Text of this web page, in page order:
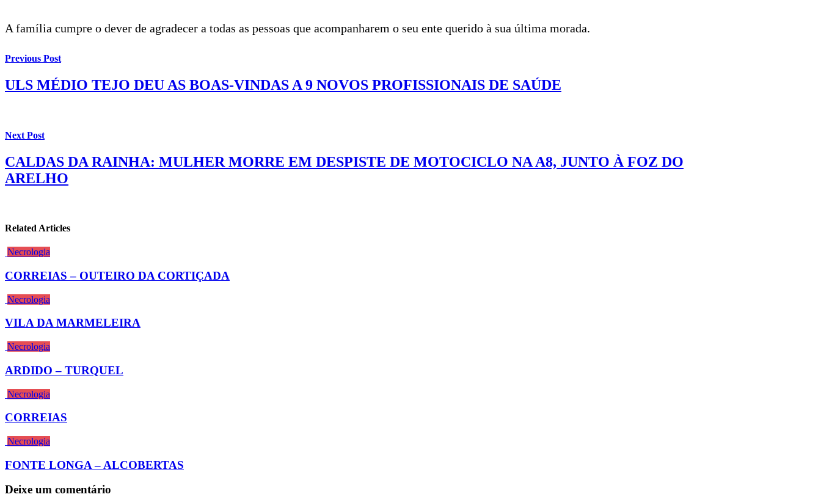
A família cumpre o dever de agradecer a todas as pessoas que acompanharem o seu ente querido à sua última morada.
Previous Post
ULS MÉDIO TEJO DEU AS BOAS-VINDAS A 9 NOVOS PROFISSIONAIS DE SAÚDE
Next Post
CALDAS DA RAINHA: MULHER MORRE EM DESPISTE DE MOTOCICLO NA A8, JUNTO À FOZ DO
ARELHO
Related Articles
Necrologia
CORREIAS – OUTEIRO DA CORTIÇADA
Necrologia
VILA DA MARMELEIRA
Necrologia
ARDIDO – TURQUEL
Necrologia
CORREIAS
Necrologia
FONTE LONGA – ALCOBERTAS
Deixe um comentário